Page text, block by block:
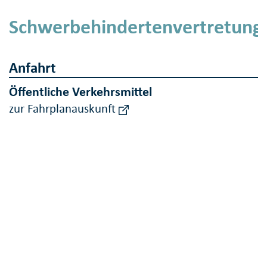
Schwerbehindertenvertretung
Anfahrt
Öffentliche Verkehrsmittel
zur Fahrplanauskunft